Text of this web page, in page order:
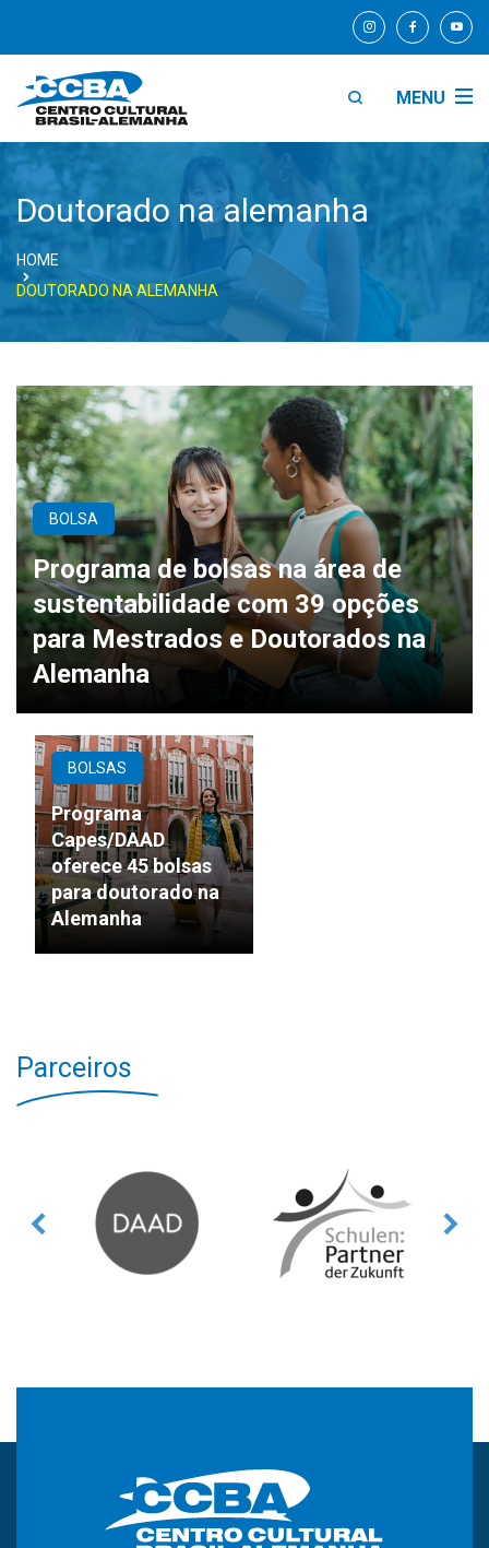
MENU
Doutorado na alemanha
HOME
DOUTORADO NA ALEMANHA
BOLSA
Programa de bolsas na área de
sustentabilidade com 39 opções
para Mestrados e Doutorados na
Alemanha
BOLSAS
Programa
Capes/DAAD
oferece 45 bolsas
para doutorado na
Alemanha
Parceiros